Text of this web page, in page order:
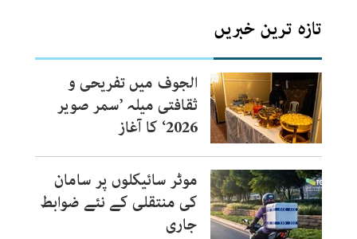
تازہ ترین خبریں
الجوف میں تفریحی و
ثقافتی میلہ ’سمر صویر
2026‘ کا آغاز
موٹر سائیکلوں پر سامان
کی منتقلی کے نئے ضوابط
جاری